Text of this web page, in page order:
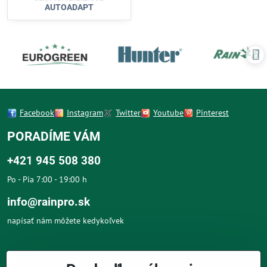
AUTOADAPT
Facebook Instagram Twitter Youtube Pinterest
PORADÍME VÁM
+421 945 508 380
Po - Pia 7:00 - 19:00 h
info@rainpro.sk
napísať nám môžete kedykoľvek